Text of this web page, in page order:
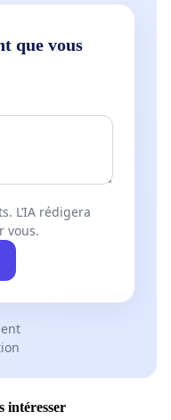
que vous
L’IA rédigera
vous.
intéresser